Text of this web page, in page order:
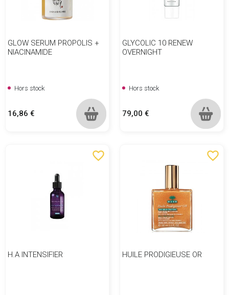
GLOW SERUM PROPOLIS +
NIACINAMIDE
Hors stock
Prix
16,86 €
GLYCOLIC 10 RENEW
OVERNIGHT
Hors stock
Prix
79,00 €
favorite_border
H.A INTENSIFIER
favorite_border
HUILE PRODIGIEUSE OR